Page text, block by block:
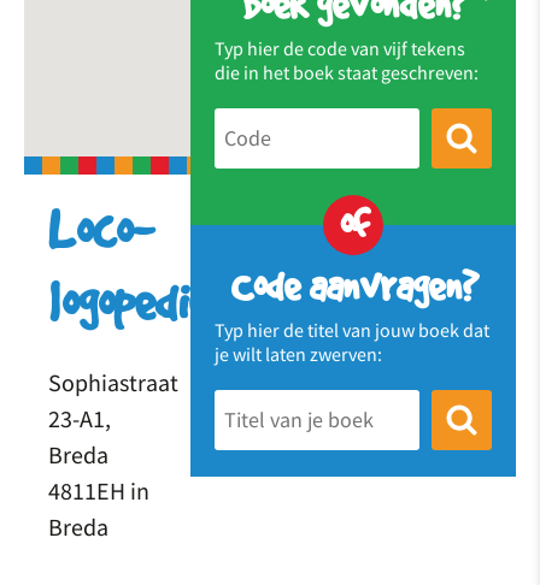
Typ hier de code van vijf tekens
die in het boek staat geschreven:
of
Code aanvragen?
Typ hier de titel van jouw boek dat
je wilt laten zwerven:
Loco-
logopedie
Sophiastraat
23-A1,
Breda
4811EH in
Breda